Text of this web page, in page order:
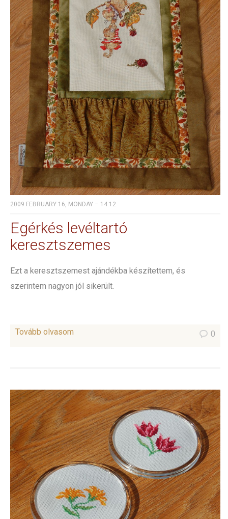
2009 FEBRUARY 16, MONDAY – 14:12
Egérkés levéltartó
keresztszemes
Ezt a keresztszemest ajándékba készítettem, és
szerintem nagyon jól sikerült.
Tovább olvasom 0